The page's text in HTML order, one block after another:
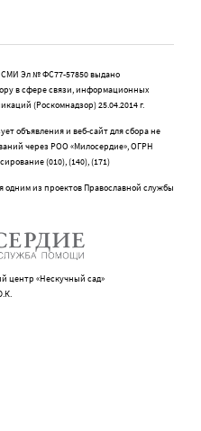
СМИ Эл № ФС77-57850 выдано
в сфере связи, информационных
(Роскомнадзор) 25.04.2014 г.
объявления и веб-сайт для сбора не
через РОО «Милосердие», ОГРН
(010), (140), (171)
одним из проектов Православной службы
центр «Нескучный сад»